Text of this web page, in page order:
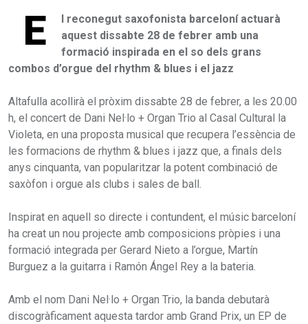
E
l reconegut saxofonista barceloní actuarà
aquest dissabte 28 de febrer amb una
formació inspirada en el so dels grans
combos d’orgue del rhythm & blues i el jazz
Altafulla acollirà el pròxim dissabte 28 de febrer, a les 20.00
h, el concert de Dani Nel·lo + Organ Trio al Casal Cultural la
Violeta, en una proposta musical que recupera l’essència de
les formacions de rhythm & blues i jazz que, a finals dels
anys cinquanta, van popularitzar la potent combinació de
saxòfon i orgue als clubs i sales de ball.
Inspirat en aquell so directe i contundent, el músic barceloní
ha creat un nou projecte amb composicions pròpies i una
formació integrada per Gerard Nieto a l’orgue, Martín
Burguez a la guitarra i Ramón Ángel Rey a la bateria.
Amb el nom Dani Nel·lo + Organ Trio, la banda debutarà
discogràficament aquesta tardor amb Grand Prix, un EP de